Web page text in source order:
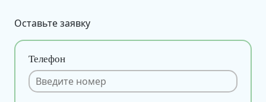
Оставьте заявку
Телефон